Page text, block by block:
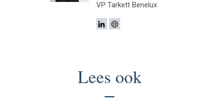
VP Tarkett Benelux
Lees ook